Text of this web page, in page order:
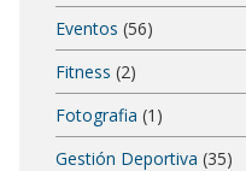
Eventos (56)
Fitness (2)
Fotografia (1)
Gestión Deportiva (35)